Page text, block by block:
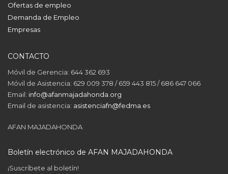
Ofertas de empleo
Demanda de Empleo
Empresas
CONTACTO
Móvil de Gerencia: 644 362 693
Móvil de Asistencia: 629 009 378 / 659 443 815 / 686 647 066
Email: info@afanmajadahonda.org
Email de asistencia: asistenciafn@fedma.es
AFAN MAJADAHONDA
Boletín electrónico de AFAN MAJADAHONDA
¡Suscríbete al boletín!